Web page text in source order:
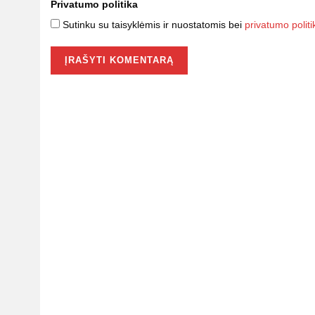
Privatumo politika
Sutinku su taisyklėmis ir nuostatomis bei privatumo